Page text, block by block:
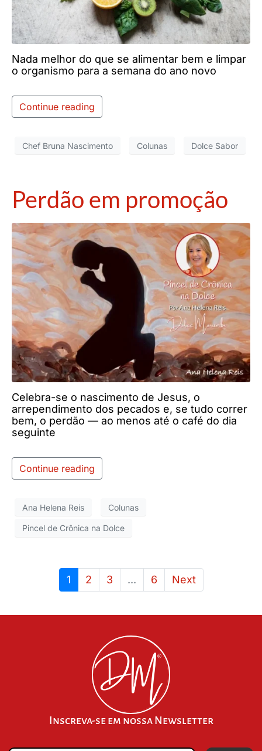
Nada melhor do que se alimentar bem e limpar
o organismo para a semana do ano novo
Continue reading
Chef Bruna Nascimento Colunas Dolce Sabor
Perdão em promoção
Celebra-se o nascimento de Jesus, o
arrependimento dos pecados e, se tudo correr
bem, o perdão — ao menos até o café do dia
seguinte
Continue reading
Ana Helena Reis Colunas
Pincel de Crônica na Dolce
1 2 3 ... 6 Next
Inscreva-se em nossa Newsletter